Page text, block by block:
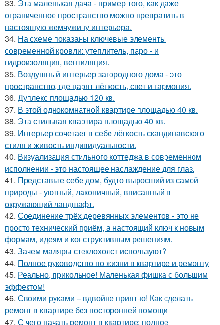
33. Эта маленькая дача - пример того, как даже
ограниченное пространство можно превратить в
настоящую жемчужину интерьера.
34. На схеме показаны ключевые элементы
современной кровли: утеплитель, паро - и
гидроизоляция, вентиляция.
35. Воздушный интерьер загородного дома - это
пространство, где царят лёгкость, свет и гармония.
36. Дуплекс площадью 120 кв.
37. В этой однокомнатной квартире площадью 40 кв.
38. Эта стильная квартира площадью 40 кв.
39. Интерьер сочетает в себе лёгкость скандинавского
стиля и живость индивидуальности.
40. Визуализация стильного коттеджа в современном
исполнении - это настоящее наслаждение для глаз.
41. Представьте себе дом, будто выросший из самой
природы - уютный, лаконичный, вписанный в
окружающий ландшафт.
42. Соединение трёх деревянных элементов - это не
просто технический приём, а настоящий ключ к новым
формам, идеям и конструктивным решениям.
43. Зачем маляры стеклохолст используют?
44. Полное руководство по жизни в квартире и ремонту
45. Реально, прикольное! Маленькая фишка с большим
эффектом!
46. Своими руками – вдвойне приятно! Как сделать
ремонт в квартире без посторонней помощи
47. С чего начать ремонт в квартире: полное